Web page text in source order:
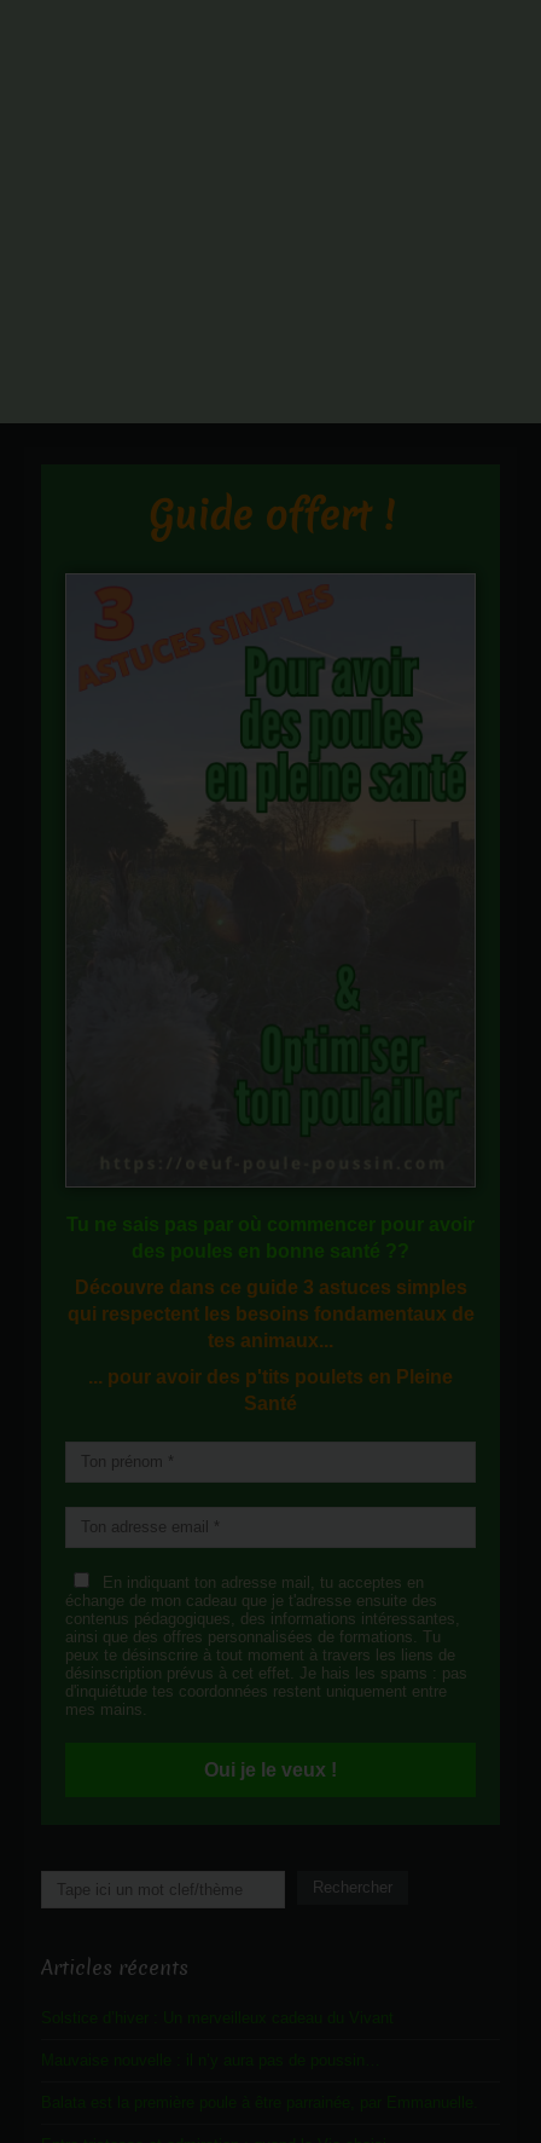
Guide offert !
Tu ne sais pas par où commencer pour avoir
des poules en bonne santé ??
Découvre dans ce guide 3 astuces simples
qui respectent les besoins fondamentaux de
tes animaux...
... pour avoir des p'tits poulets en Pleine
Santé
En indiquant ton adresse mail, tu acceptes en
échange de mon cadeau que je t'adresse ensuite des
contenus pédagogiques, des informations intéressantes,
ainsi que des offres personnalisées de formations. Tu
peux te désinscrire à tout moment à travers les liens de
désinscription prévus à cet effet. Je hais les spams : pas
d'inquiétude tes coordonnées restent uniquement entre
mes mains.
Oui je le veux !
Rechercher Rechercher
Articles récents